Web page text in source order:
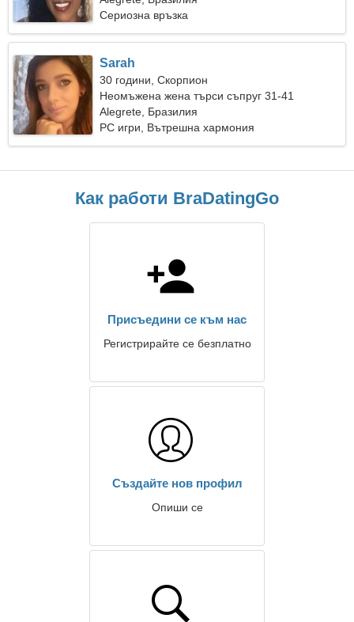
Сериозна връзка
Sarah
30 години, Скорпион
Неомъжена жена търси съпруг 31-41
Alegrete, Бразилия
PC игри, Вътрешна хармония
Как работи BraDatingGo
Присъедини се към нас
Регистрирайте се безплатно
Създайте нов профил
Опиши се